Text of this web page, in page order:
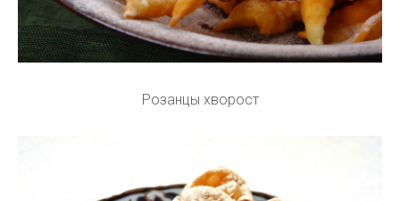
Розанцы хворост